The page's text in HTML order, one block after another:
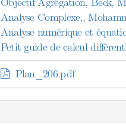
Analyse Complexe,,
Analyse numérique et
Petit guide de calcul
Plan_206.pdf